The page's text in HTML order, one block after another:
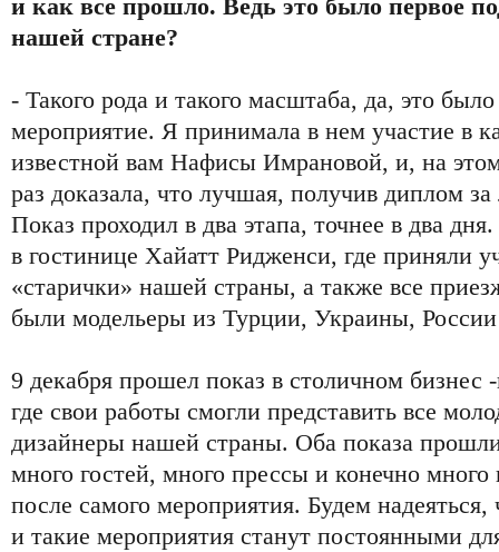
и как все прошло. Ведь это было первое
нашей стране?
- Такого рода и такого масштаба, да, это было
мероприятие. Я принимала в нем участие в
известной вам Нафисы Имрановой, и, на
раз доказала, что лучшая, получив диплом
Показ проходил в два этапа, точнее в два
в гостинице Хайатт Ридженси, где приняли
«старички» нашей страны, а также все
были модельеры из Турции, Украины, России
9 декабря прошел показ в столичном
где свои работы смогли представить все
дизайнеры нашей страны. Оба показа
много гостей, много прессы и конечно много
после самого мероприятия. Будем
и такие мероприятия станут постоянными